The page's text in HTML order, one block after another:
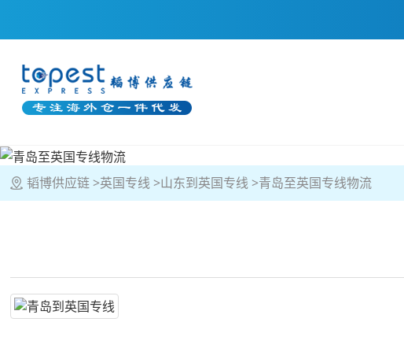
韬博供应链 英国专线 山东到英国专线 青岛至英国专线物流